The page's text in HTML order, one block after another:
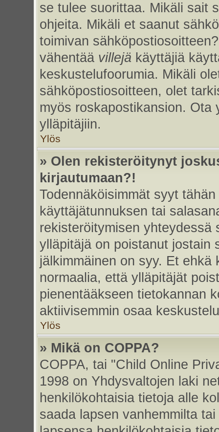
se tulee suorittaa. Mikäli sait
ohjeita. Mikäli et saanut
toimivan
vähentää villejä käyttäjiä
keskustelufoorumia. Mikäli
sähköpostiosoitteen, olet
myös roskapostikansion. Ota
ylläpitäjiin.
Ylös
» Olen rekisteröitynyt
kirjautumaan?!
Todennäköisimmät syyt
käyttäjätunnuksen tai
rekisteröitymisen yhteydessä
ylläpitäjä on poistanut jostain
jälkimmäinen on syy. Et
normaalia, että ylläpitäjät
pienentääkseen tietokannan
aktiivisemmin osaa
Ylös
» Mikä on COPPA?
COPPA, tai "Child Online
1998 on Yhdysvaltojen laki
henkilökohtaisia tietoja alle
saada lapsen vanhemmilta